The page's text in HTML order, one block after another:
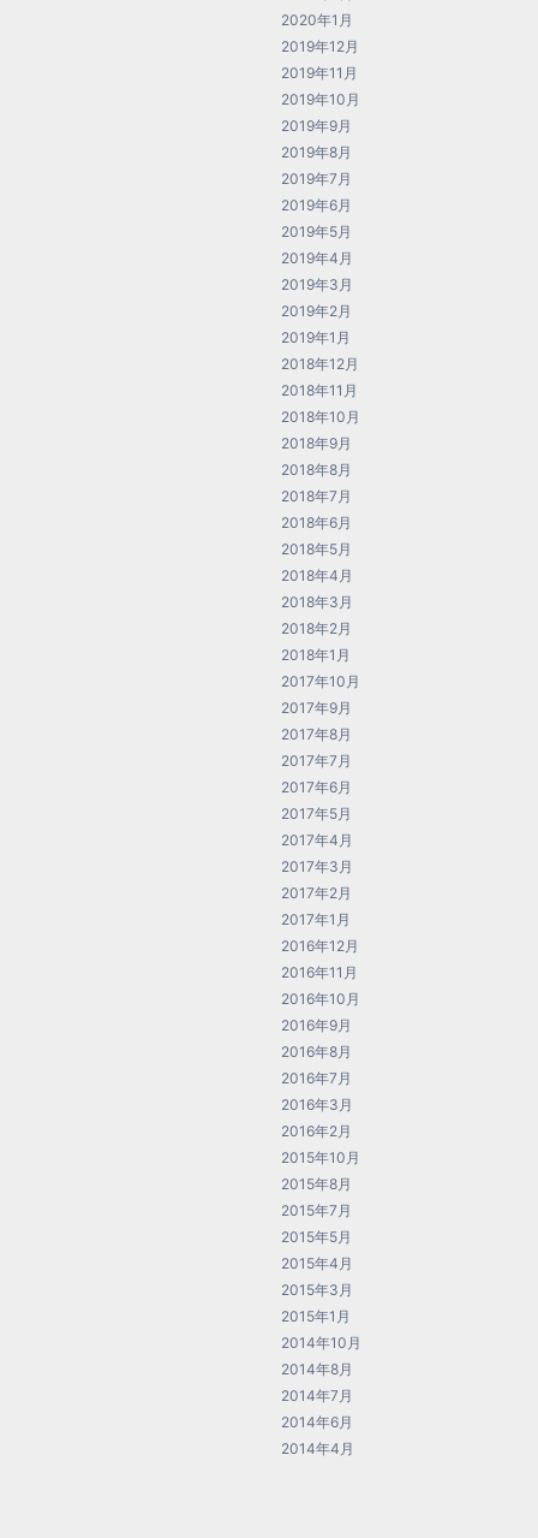
2020年1月
2019年12月
2019年11月
2019年10月
2019年9月
2019年8月
2019年7月
2019年6月
2019年5月
2019年4月
2019年3月
2019年2月
2019年1月
2018年12月
2018年11月
2018年10月
2018年9月
2018年8月
2018年7月
2018年6月
2018年5月
2018年4月
2018年3月
2018年2月
2018年1月
2017年10月
2017年9月
2017年8月
2017年7月
2017年6月
2017年5月
2017年4月
2017年3月
2017年2月
2017年1月
2016年12月
2016年11月
2016年10月
2016年9月
2016年8月
2016年7月
2016年3月
2016年2月
2015年10月
2015年8月
2015年7月
2015年5月
2015年4月
2015年3月
2015年1月
2014年10月
2014年8月
2014年7月
2014年6月
2014年4月